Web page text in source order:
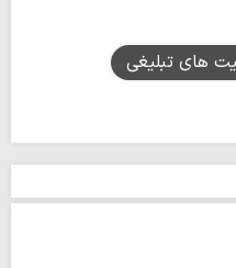
های تبلیغی